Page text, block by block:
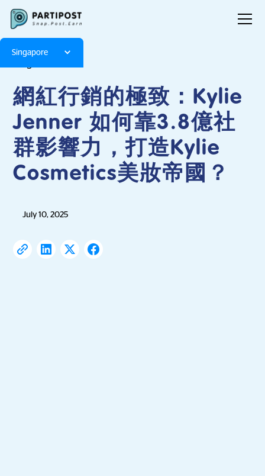
Singapore
網紅行銷的極致：Kylie
Jenner 如何靠3.8億社
群影響力，打造Kylie
Cosmetics美妝帝國？
July 10, 2025